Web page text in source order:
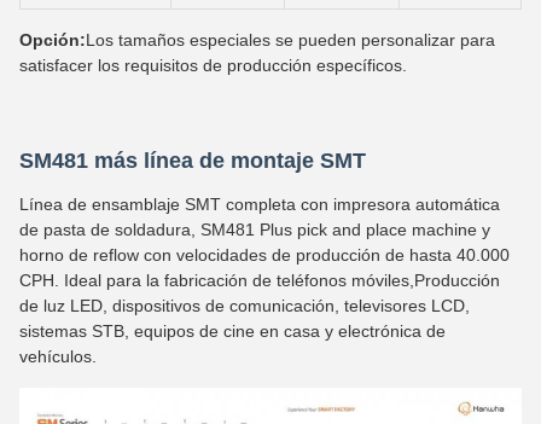
Opción:Los tamaños especiales se pueden personalizar para
satisfacer los requisitos de producción específicos.
SM481 más línea de montaje SMT
Línea de ensamblaje SMT completa con impresora automática
de pasta de soldadura, SM481 Plus pick and place machine y
horno de reflow con velocidades de producción de hasta 40.000
CPH. Ideal para la fabricación de teléfonos móviles,Producción
de luz LED, dispositivos de comunicación, televisores LCD,
sistemas STB, equipos de cine en casa y electrónica de
vehículos.